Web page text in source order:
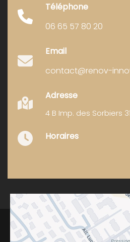
Téléphone
06 65 57 80 20
Email
contact@renov-
Adresse
4 B Imp. des Sorbiers
Horaires